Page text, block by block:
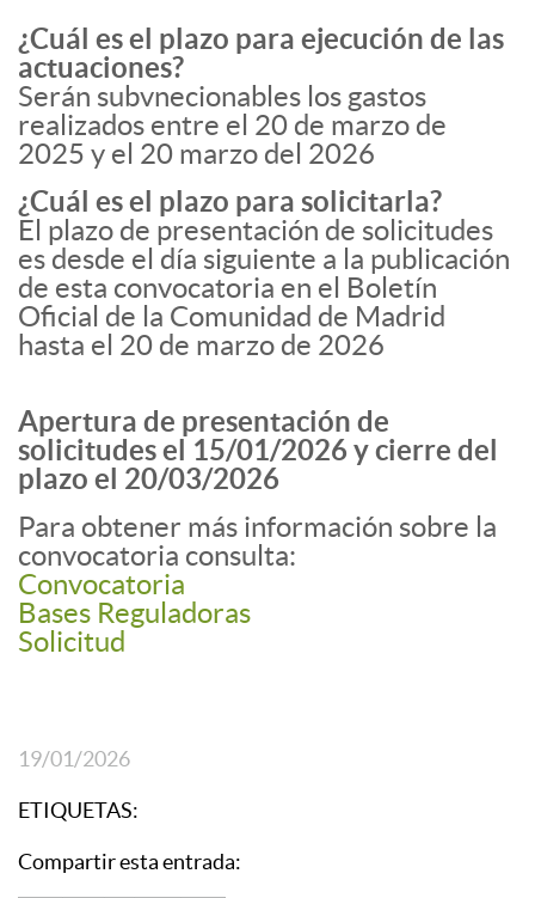
¿Cuál es el plazo para ejecución de las
actuaciones?
Serán subvnecionables los gastos
realizados entre el 20 de marzo de
2025 y el 20 marzo del 2026
¿Cuál es el plazo para solicitarla?
El plazo de presentación de solicitudes
es desde el día siguiente a la publicación
de esta convocatoria en el Boletín
Oficial de la Comunidad de Madrid
hasta el 20 de marzo de 2026
Apertura de presentación de
solicitudes el 15/01/2026 y cierre del
plazo el 20/03/2026
Para obtener más información sobre la
convocatoria consulta:
Convocatoria
Bases Reguladoras
Solicitud
19/01/2026
ETIQUETAS:
Compartir esta entrada: